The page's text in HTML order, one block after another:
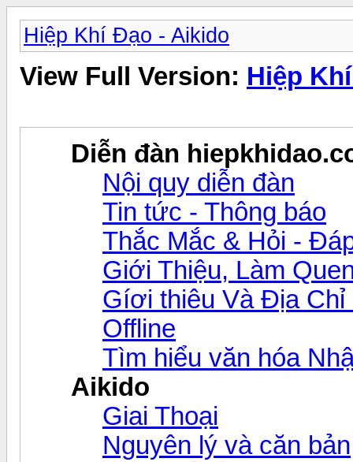
Hiệp Khí Đạo - Aikido
View Full Version: Hiệp
Diễn đàn
Nội quy diễn đàn
Tin tức - Thông báo
Thắc Mắc & Hỏi -
Giới Thiệu, Làm
Gíơi thiêu Và Địa Chỉ
Offline
Tìm hiểu văn hóa
Aikido
Giai Thoại
Nguyên lý và căn bản